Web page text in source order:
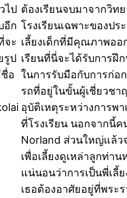
ไป
อีก
จะ
รูป
อ
ต้องเรียนจบมาจากวิท
โรงเรียนเฉพาะของป
เลี้ยงเด็กที่มีคุณภาพออ
เรียนที่นี่จะได้รับการฝึ
ในการรับมือกับการก่อ
รถที่อยู่ในขั้นผู้เชี่ยวชา
อุบัติเหตุระหว่างการพ
ที่โรงเรียน นอกจากนี้
Norland ส่วนใหญ่แล้ว
เพื่อเลี้ยงดูเหล่าลูกท่า
แน่นอนว่าการเป็นพี่เลี้
เธอต้องอาศัยอยู่ที่พระ